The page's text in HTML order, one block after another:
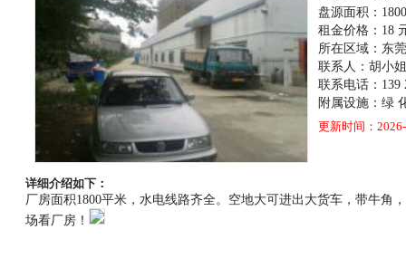
盘源面积：
租金价格：18
所在区域：东
联系人：胡小姐
联系电话：139
附属设施：绿
更新时间：
详细介绍如下：
厂房面积1800平米，水电线路齐全。空地大可进出大货车，带牛
场看厂房！